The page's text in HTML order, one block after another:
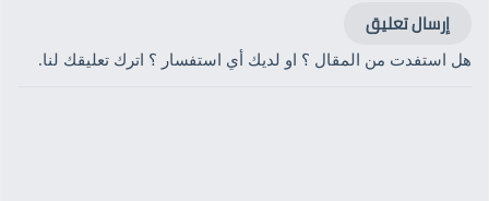
إرسال تعليق
هل استفدت من المقال ؟ او لديك أي استفسار ؟ اترك تعليقك لنا.